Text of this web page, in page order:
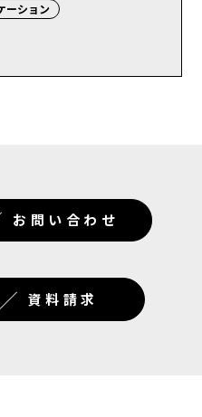
ーション
お問い合わせ
／ 資料請求